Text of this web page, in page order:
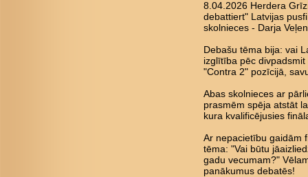
8.04.2026 Herdera
debattiert" Latvijas
skolnieces - Darja
Debašu tēma bija: vai
izglītība pēc
"Contra 2" pozīcijā,
Abas skolnieces ar
prasmēm spēja atstāt
kura kvalificējusies
Ar nepacietību gaidām
tēma: "Vai būtu
gadu vecumam?"
panākumus debatēs!